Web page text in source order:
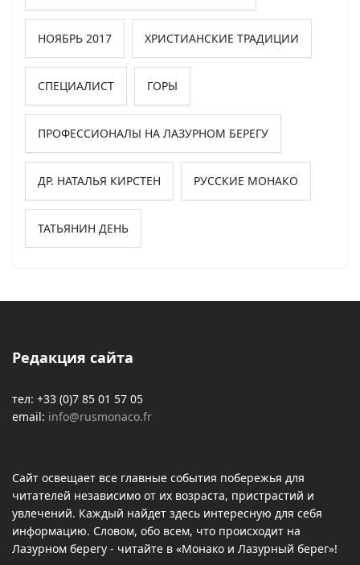
НОЯБРЬ 2017 ХРИСТИАНСКИЕ ТРАДИЦИИ
СПЕЦИАЛИСТ ГОРЫ
ПРОФЕССИОНАЛЫ НА ЛАЗУРНОМ БЕРЕГУ
ДР. НАТАЛЬЯ КИРСТЕН РУССКИЕ МОНАКО
ТАТЬЯНИН ДЕНЬ
Редакция сайта
тел: +33 (0)7 85 01 57 05
email: info@rusmonaco.fr
Сайт освещает все главные события побережья для
читателей независимо от их возраста, пристрастий и
увлечений. Каждый найдет здесь интересную для себя
информацию. Словом, обо всем, что происходит на
Лазурном берегу - читайте в «Монако и Лазурный берег»!